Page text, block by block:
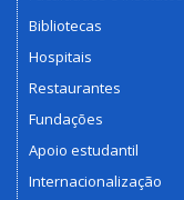
Bibliotecas
Hospitais
Restaurantes
Fundações
Apoio estudantil
Internacionalização